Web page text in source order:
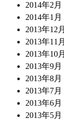
2014年2月
2014年1月
2013年12月
2013年11月
2013年10月
2013年9月
2013年8月
2013年7月
2013年6月
2013年5月